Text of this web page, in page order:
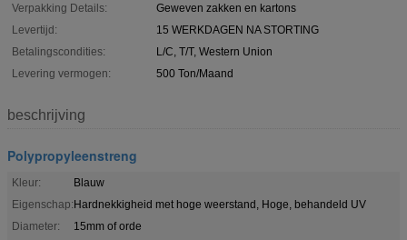
Verpakking Details:
Geweven zakken en kartons
Levertijd:
15 WERKDAGEN NA STORTING
Betalingscondities:
L/C, T/T, Western Union
Levering vermogen:
500 Ton/Maand
beschrijving
Polypropyleenstreng
Kleur:
Blauw
Eigenschap:Hardnekkigheid met hoge weerstand, Hoge, behandeld UV
Diameter:
15mm of orde